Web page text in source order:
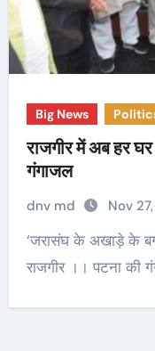
Big News
राजगीर में अब हर
गंगाजल
dnv md Nov
‘जरासंघ के अखाड़े के बगल में जरासंघ स्मारक का निर्माण होगा’
राजगीर ।। पटना की